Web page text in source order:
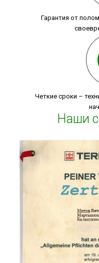
Гарантия от
Четкие сроки –
Наши